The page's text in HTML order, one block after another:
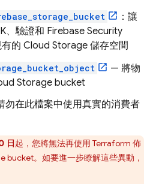
：讓
、驗證和 Firebase Security
的 Cloud Storage 儲存空間
— 將物
Storage bucket
勿在此檔案中使用真實的消費者
日起，您將無法再使用 Terraform 佈
bucket。如要進一步瞭解這些異動，